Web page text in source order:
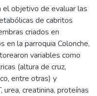
objetivo de evaluar las
de cabritos
criados en
en la parroquia Colonche,
variables como
(altura de cruz,
entre otras) y
creatinina, proteínas